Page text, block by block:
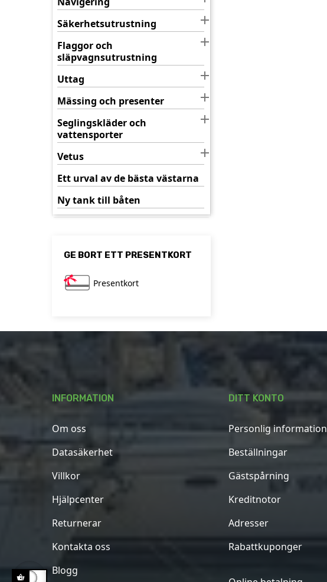
Säkerhetsutrustning 
Flaggor och
släpvagnsutrustning

Uttag 
Mässing och presenter 
Seglingskläder och
vattensporter

Vetus 
Ett urval av de bästa västarna
Ny tank till båten
GE BORT ETT PRESENTKORT
Presentkort
INFORMATION
Om oss
Datasäkerhet
Villkor
Hjälpcenter
Returnerar
Kontakta oss
Blogg
DITT KONTO
Personlig information
Beställningar
Gästspårning
Kreditnotor
Adresser
Rabattkuponger